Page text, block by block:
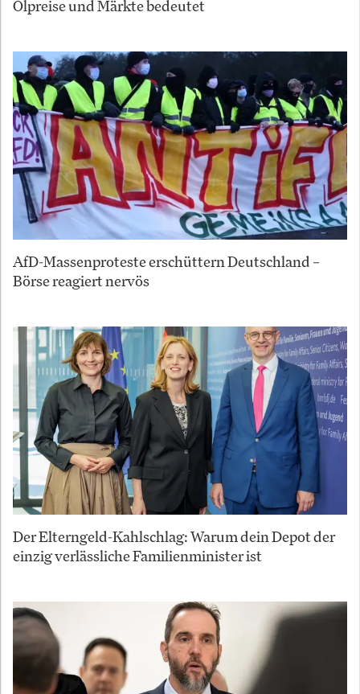
Ölpreise und Märkte bedeutet
AfD-Massenproteste erschüttern Deutschland –
Börse reagiert nervös
Der Elterngeld-Kahlschlag: Warum dein Depot der
einzig verlässliche Familienminister ist